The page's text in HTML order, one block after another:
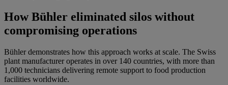
How Bühler eliminated silos without
compromising operations
Bühler demonstrates how this approach works at scale. The Swiss
plant manufacturer operates in over 140 countries, with more than
1,000 technicians delivering remote support to food production
facilities worldwide.